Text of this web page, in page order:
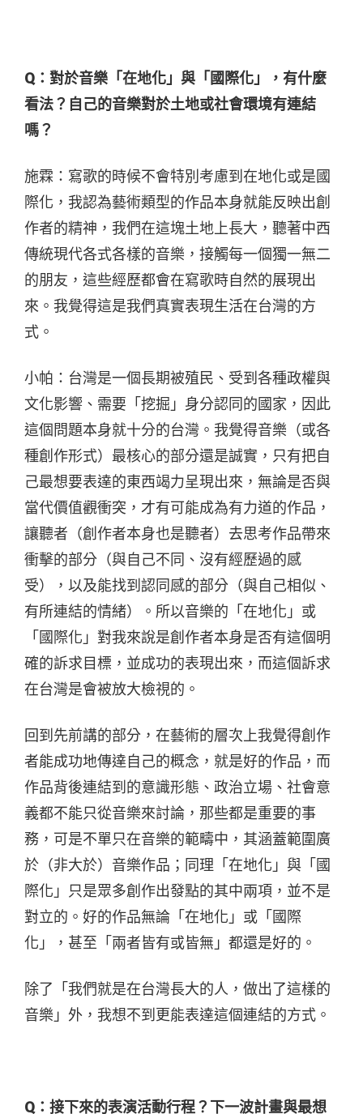
Q： 對於音樂「在地化」與「國際化」，有什麼
看法？自己的音樂對於土地或社會環境有連結
嗎？
施霖：寫歌的時候不會特別考慮到在地化或是國
際化，我認為藝術類型的作品本身就能反映出創
作者的精神，我們在這塊土地上長大，聽著中西
傳統現代各式各樣的音樂，接觸每一個獨一無二
的朋友，這些經歷都會在寫歌時自然的展現出
來。我覺得這是我們真實表現生活在台灣的方
式。
小帕：台灣是一個長期被殖民、受到各種政權與
文化影響、需要「挖掘」身分認同的國家，因此
這個問題本身就十分的台灣。我覺得音樂（或各
種創作形式）最核心的部分還是誠實，只有把自
己最想要表達的東西竭力呈現出來，無論是否與
當代價值觀衝突，才有可能成為有力道的作品，
讓聽者（創作者本身也是聽者）去思考作品帶來
衝擊的部分（與自己不同、沒有經歷過的感
受），以及能找到認同感的部分（與自己相似、
有所連結的情緒）。所以音樂的「在地化」或
「國際化」對我來說是創作者本身是否有這個明
確的訴求目標，並成功的表現出來，而這個訴求
在台灣是會被放大檢視的。
回到先前講的部分，在藝術的層次上我覺得創作
者能成功地傳達自己的概念，就是好的作品，而
作品背後連結到的意識形態、政治立場、社會意
義都不能只從音樂來討論，那些都是重要的事
務，可是不單只在音樂的範疇中，其涵蓋範圍廣
於（非大於）音樂作品；同理「在地化」與「國
際化」只是眾多創作出發點的其中兩項，並不是
對立的。好的作品無論「在地化」或「國際
化」，甚至「兩者皆有或皆無」都還是好的。
除了「我們就是在台灣長大的人，做出了這樣的
音樂」外，我想不到更能表達這個連結的方式。
Q：接下來的表演活動行程？下一波計畫與最想